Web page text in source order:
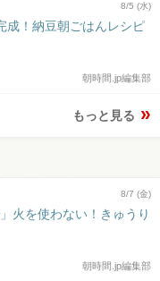
8/5 (水)
成！納豆朝ごはんレシピ
朝時間.jp編集部
もっと見る
8/7 (金)
火を使わない！きゅうり
朝時間.jp編集部